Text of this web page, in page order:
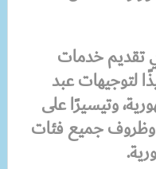
تقديم خدمات
لتوجيهات عبد
وتيسيرًا على
وظروف جميع فئات